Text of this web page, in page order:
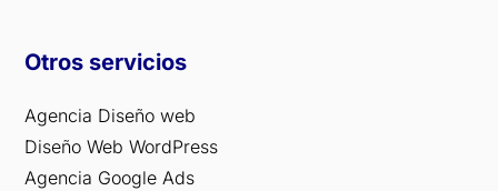
Otros servicios
Agencia Diseño web
Diseño Web WordPress
Agencia Google Ads